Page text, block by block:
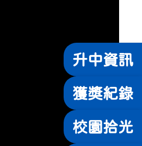
升中資訊
獲獎紀錄
校園拾光